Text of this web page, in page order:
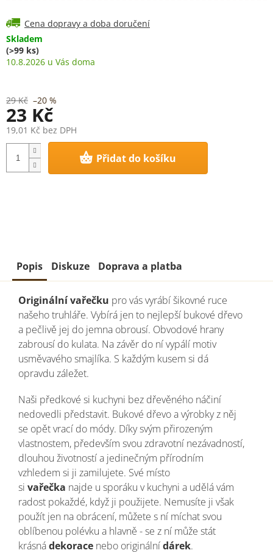
Skladem
(>99 ks)
10.8.2026
Cena dopravy a doba doručení
29 Kč –20 %
23 Kč
19,01 Kč bez DPH
Měrná
cena:
Přidat do košíku
Popis Diskuze Doprava a platba
Originální vařečku pro vás vyrábí šikovné ruce
našeho truhláře. Vybírá jen to nejlepší bukové dřevo
a pečlivě jej do jemna obrousí. Obvodové hrany
zabrousí do kulata. Na závěr do ní vypálí motiv
usměvavého smajlíka. S každým kusem si dá
opravdu záležet.
Naši předkové si kuchyni bez dřevěného náčiní
nedovedli představit. Bukové dřevo a výrobky z něj
se opět vrací do módy. Díky svým přirozeným
vlastnostem, především svou zdravotní nezávadností,
dlouhou životností a jedinečným přírodním
vzhledem si ji zamilujete. Své místo
si vařečka najde u sporáku v kuchyni a udělá vám
radost pokaždé, když ji použijete. Nemusíte ji však
použít jen na obrácení, můžete s ní míchat svou
oblíbenou polévku a hlavně - se z ní může stát
krásnádekorace nebo originálnídárek.